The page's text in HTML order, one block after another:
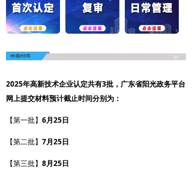
2025年高新技术企业认定共有3批，广东省阳光政务平台
网上提交材料预计截止时间分别为：
【第一批】 6月25日
【第二批】 7月25日
【第三批】 8月25日